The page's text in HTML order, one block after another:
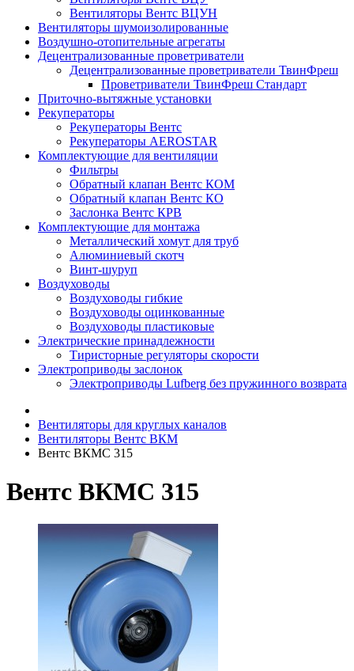
Вентиляторы Вентс ВЦУН
Вентиляторы шумоизолированные
Воздушно-отопительные агрегаты
Децентрализованные проветриватели
Децентрализованные проветриватели ТвинФреш
Проветриватели ТвинФреш Стандарт
Приточно-вытяжные установки
Рекуператоры
Рекуператоры Вентс
Рекуператоры AEROSTAR
Комплектующие для вентиляции
Фильтры
Обратный клапан Вентс КОМ
Обратный клапан Вентс КО
Заслонка Вентс КРВ
Комплектующие для монтажа
Металлический хомут для труб
Алюминиевый скотч
Винт-шуруп
Воздуховоды
Воздуховоды гибкие
Воздуховоды оцинкованные
Воздуховоды пластиковые
Электрические принадлежности
Тиристорные регуляторы скорости
Электроприводы заслонок
Электроприводы Lufberg без пружинного возврата
Вентиляторы для круглых каналов
Вентиляторы Вентс ВКМ
Вентс ВКМС 315
Вентс ВКМС 315